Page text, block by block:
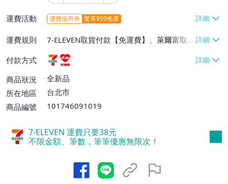
運費活動 運費抵用券 驚喜$99免運
運費規則
7-ELEVEN取貨付款【免運費】、萊爾富取
貨付款【免運費】
付款方式
商品狀況
全新品
所在地區
台北市
商品編號
101746091019
7-ELEVEN 運費只要38元
不限金額、筆數，筆筆優惠無限次！